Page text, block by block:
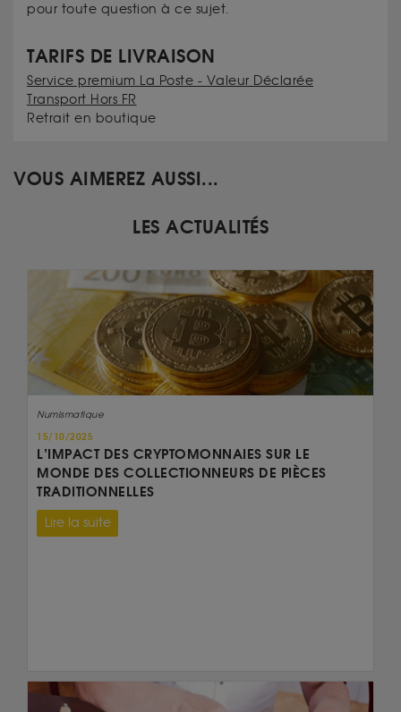
pour toute question à ce sujet.
TARIFS DE LIVRAISON
Service premium La Poste - Valeur Déclarée
Transport Hors FR
Retrait en boutique
VOUS AIMEREZ AUSSI...
LES ACTUALITÉS
Numismatique
15/10/2025
L’IMPACT DES CRYPTOMONNAIES SUR LE
MONDE DES COLLECTIONNEURS DE PIÈCES
TRADITIONNELLES
Lire la suite